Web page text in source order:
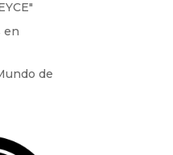
en
de